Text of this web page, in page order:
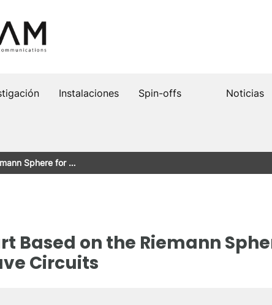
Instalaciones Spin-offs Noticias
Sphere for …
Based on the Riemann
Circuits